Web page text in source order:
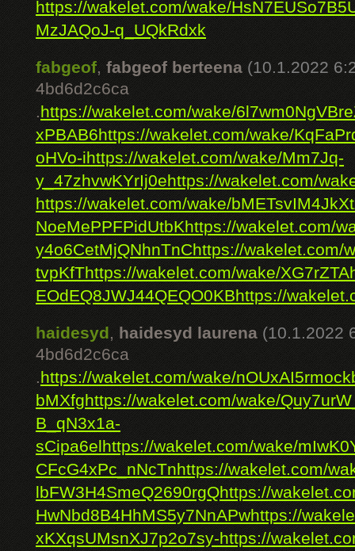
https://wakelet.com/wake/
MzJAQoJ-q_UQkRdxk
fabgeof, fabgeof berteena (10.1.2022
4bd6d2c6ca
.https://wakelet.com/wake/
xPBAB6https://wakelet.com/wake/
oHVo-ihttps://wakelet.com/wake/Mm7Jq-
y_47zhvwKYrIj0ehttps://wakelet.com/
https://wakelet.com/wake/
NoeMePPFPidUtbKhttps://wakelet.com/
y4o6CetMjQNhnTnChttps://wakelet.com/
tvpKfThttps://wakelet.com/wake/
EOdEQ8JWJ44QEQO0KBhttps://
haidesyd,haidesyd laurena (10.1.2022
4bd6d2c6ca
.https://wakelet.com/wake/
bMXfghttps://wakelet.com/wake/
B_qN3x1a-
sCipa6elhttps://wakelet.com/wake/
CFcG4xPc_nNcTnhttps://wakelet.com/
lbFW3H4SmeQ2690rgQhttps://
HwNbd8B4HhMS5y7NnAPwhttps://
xKXqsUMsnXJ7p2o7sy-https://